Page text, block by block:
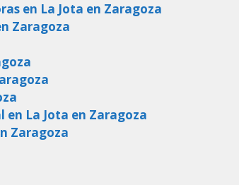
en La Jota en Zaragoza
Zaragoza
La Jota en Zaragoza
Zaragoza